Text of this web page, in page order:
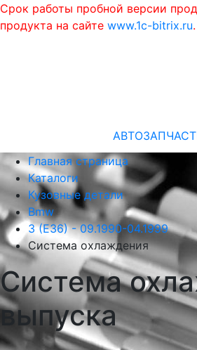
Срок работы пробной версии
продукта на сайте www.1c-bitrix.ru.
Главная страница
Каталоги
Кузовные детали
Bmw
3 (E36) - 09.1990-04.1999
Система охлаждения
Система
выпуска